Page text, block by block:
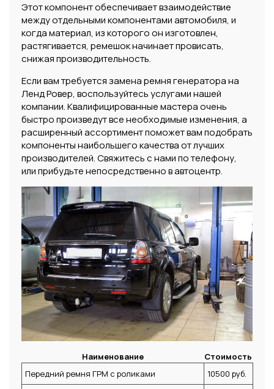
Этот компонент обеспечивает взаимодействие
между отдельными компонентами автомобиля, и
когда материал, из которого он изготовлен,
растягивается, ремешок начинает провисать,
снижая производительность.
Если вам требуется замена ремня генератора на
Ленд Ровер, воспользуйтесь услугами нашей
компании. Квалифицированные мастера очень
быстро произведут все необходимые изменения, а
расширенный ассортимент поможет вам подобрать
компоненты наибольшего качества от лучших
производителей. Свяжитесь с нами по телефону,
или прибудьте непосредственно в автоцентр.
Наименование
Стоимость
Передний ремня ГРМ с роликами
10500 руб.